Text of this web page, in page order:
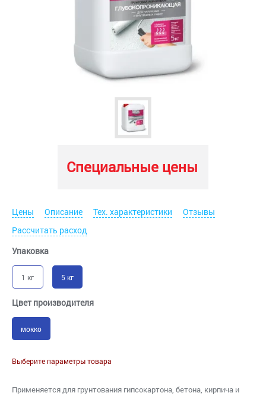
Специальные цены
Цены Описание Тех. характеристики
Отзывы
Рассчитать расход
Упаковка
1 кг 5 кг
Цвет производителя
мокко
Выберите параметры товара
Применяется для грунтования гипсокартона, бетона, кирпича и